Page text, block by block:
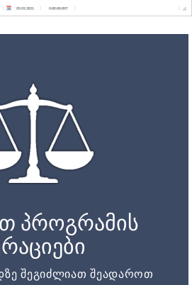
პროგრამის
შეგიძლიათ შეადაროთ